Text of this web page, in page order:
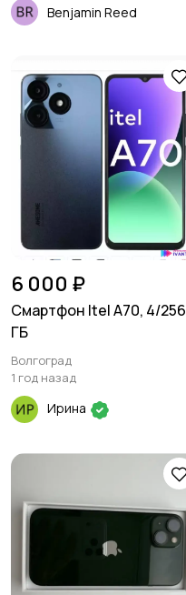
Benjamin Reed
6 000 ₽
Смартфон Itel A70, 4/256
ГБ
Волгоград
1 год назад
Ирина